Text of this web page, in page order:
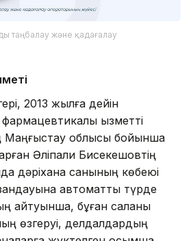
таңбалау және қадағалау
2013 жылға дейін
қызметті
Маңғыстау облысы бойынша
Әліпқали Бисекешовтің
дәріхана санының көбеюі
автоматты түрде
айтуынша, бұған саланы
өзгеруі, делдалдардың